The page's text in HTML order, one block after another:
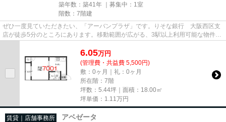
築年数：築41年 ｜募集中： 1室
階数：7階建
ぜひ一度見ていただきたい、「アーバンプラザ」です。りそな銀行 大阪西区支
店が徒歩5分のところにあります。移動範囲が広がる、3駅以上利用可能な物件で
す。徒歩5分で駅にアクセスで...
6.05万円
(管理費・共益費 5,500円)
敷：0ヶ月｜礼：0ヶ月
所在階：7階
坪数：5.44坪｜面積：18.00㎡
坪単価： 1.11 万円
賃貸｜店舗事務所 アベゼータ